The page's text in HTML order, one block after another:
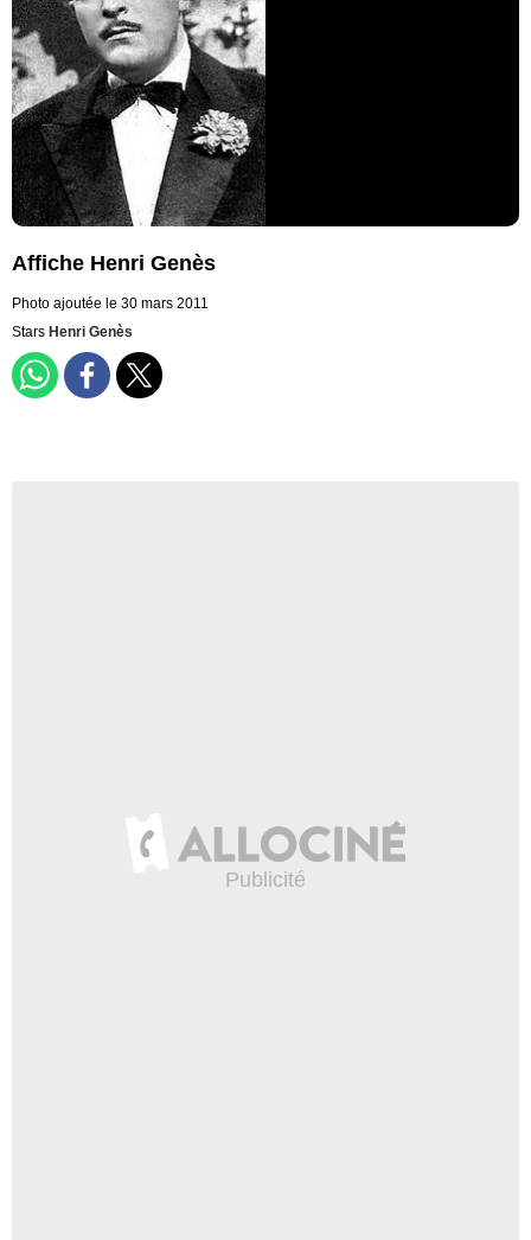
Affiche Henri Genès
Photo ajoutée le 30 mars 2011
Stars Henri Genès